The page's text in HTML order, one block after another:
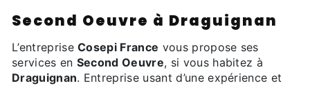
Second Oeuvre à Draguignan
L’entrepriseCosepi France vous propose ses
services en Second Oeuvre, si vous habitez à
Draguignan. Entreprise usant d’une expérience et